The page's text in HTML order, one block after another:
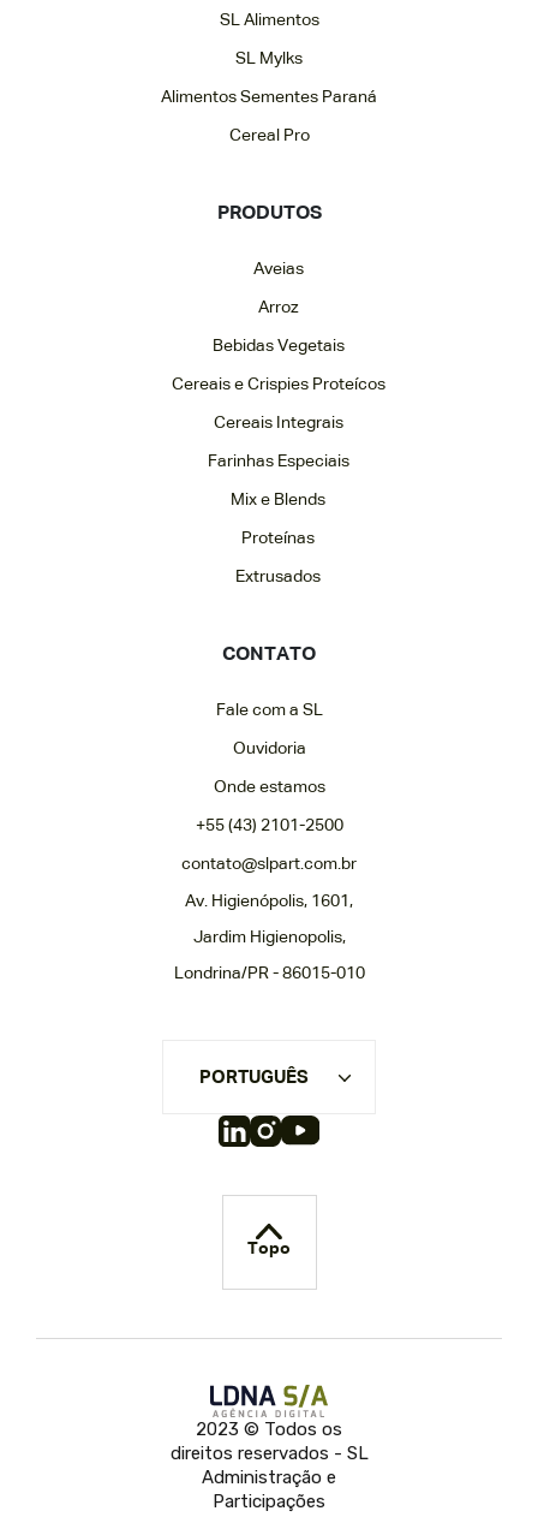
SL Alimentos
SL Mylks
Alimentos Sementes Paraná
Cereal Pro
PRODUTOS
Aveias
Arroz
Bebidas Vegetais
Cereais e Crispies Proteícos
Cereais Integrais
Farinhas Especiais
Mix e Blends
Proteínas
Extrusados
CONTATO
Fale com a SL
Ouvidoria
Onde estamos
+55 (43) 2101-2500
contato@slpart.com.br
Av. Higienópolis, 1601,
Jardim Higienopolis,
Londrina/PR - 86015-010
PORTUGUÊS
Topo
2023 © Todos os
direitos reservados - SL
Administração e
Participações